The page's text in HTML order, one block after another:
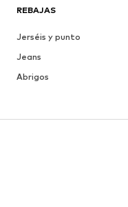
REBAJAS
Jerséis y punto
Jeans
Abrigos
Faldas